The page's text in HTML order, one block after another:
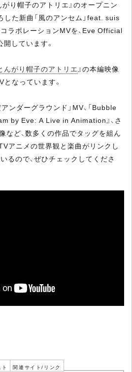
がり帽子のアトリエ』のオープニン
した新曲「風のアンセム」feat. suis
コラボレーションMVを、Eve Official
しています。
んがり帽子のアトリエ 』の本編映像
なっています。
ンダーグラウンド」MV、「Bubble
by Eve: A Live in Animation』、さ
など、数多くの作品でタッグを組ん
アニメの世界観と楽曲がリンクし
るので、ぜひチェックしてくださ
関連サイト/リンク